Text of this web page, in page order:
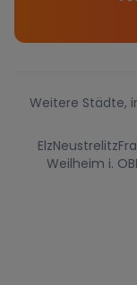
Weitere Städte,
ElzNeustrelitz
Weilheim i. OB